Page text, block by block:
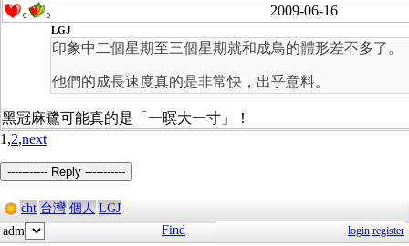
0 0 2009-06-16
LGJ
印象中二個星期至三個星期就和成鳥的體形差不多了。
他們的成長速度真的是非常快，出乎意料。
黑冠麻鷺可能真的是「一暝大一寸」！
1,2,next
----------- Reply -----------
cht 台灣 個人 LGJ
adm
Find login register